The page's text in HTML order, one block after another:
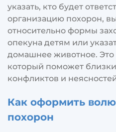
указать, кто будет
организацию похорон,
относительно формы
опекуна детям или
домашнее животное.
который поможет
конфликтов и
Как оформить
похорон